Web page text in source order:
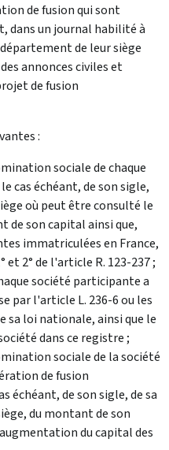
de fusion qui sont
dans un journal habilité à
de leur siège
annonces civiles et
de fusion
:
sociale de chaque
cas échéant, de son sigle,
où peut être consulté le
de son capital ainsi que,
immatriculées en France,
et 2° de l'article R. 123-237 ;
société participante a
par l'article L. 236-6 ou les
sa loi nationale, ainsi que le
dans ce registre ;
sociale de la société
de fusion
échéant, de son sigle, de sa
du montant de son
du capital des